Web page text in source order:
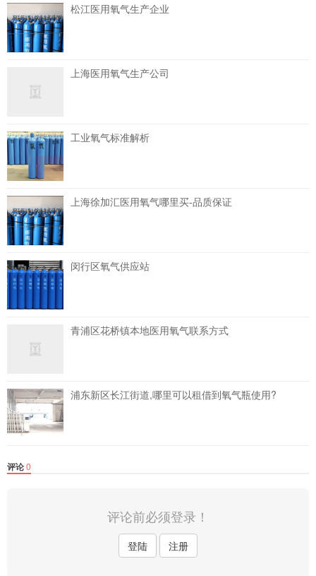
松江医用氧气生产企业
上海医用氧气生产公司
工业氧气标准解析
上海徐加汇医用氧气哪里买-品质保证
闵行区氧气供应站
青浦区花桥镇本地医用氧气联系方式
浦东新区长江街道,哪里可以租借到氧气瓶使用?
评论0
评论前必须登录！
登陆 注册